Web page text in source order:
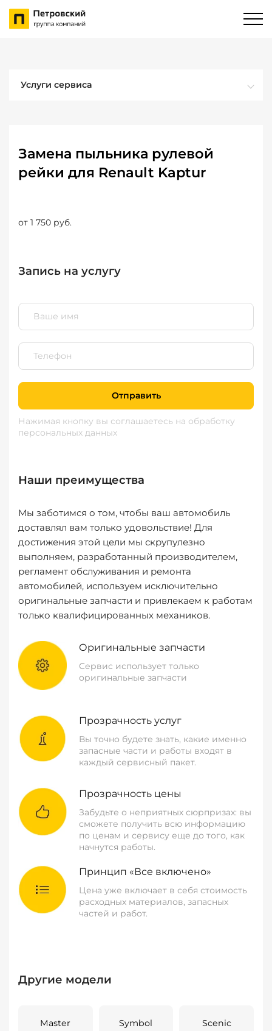
Услуги сервиса
Замена пыльника рулевой
рейки для Renault Kaptur
от 1 750 руб.
Запись на услугу
Отправить
Нажимая кнопку вы соглашаетесь на обработку
персональных данных
Наши преимущества
Мы заботимся о том, чтобы ваш автомобиль
доставлял вам только удовольствие! Для
достижения этой цели мы скрупулезно
выполняем, разработанный производителем,
регламент обслуживания и ремонта
автомобилей, используем исключительно
оригинальные запчасти и привлекаем к работам
только квалифицированных механиков.
Оригинальные запчасти
Сервис использует только
оригинальные запчасти
Прозрачность услуг
Вы точно будете знать, какие именно
запасные части и работы входят в
каждый сервисный пакет.
Прозрачность цены
Забудьте о неприятных сюрпризах: вы
сможете получить всю информацию
по ценам и сервису еще до того, как
начнутся работы.
Принцип «Все включено»
Цена уже включает в себя стоимость
расходных материалов, запасных
частей и работ.
Другие модели
Master Symbol Scenic